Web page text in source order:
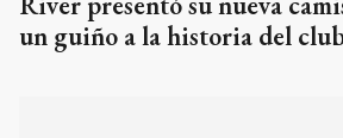
un guiño a la historia del